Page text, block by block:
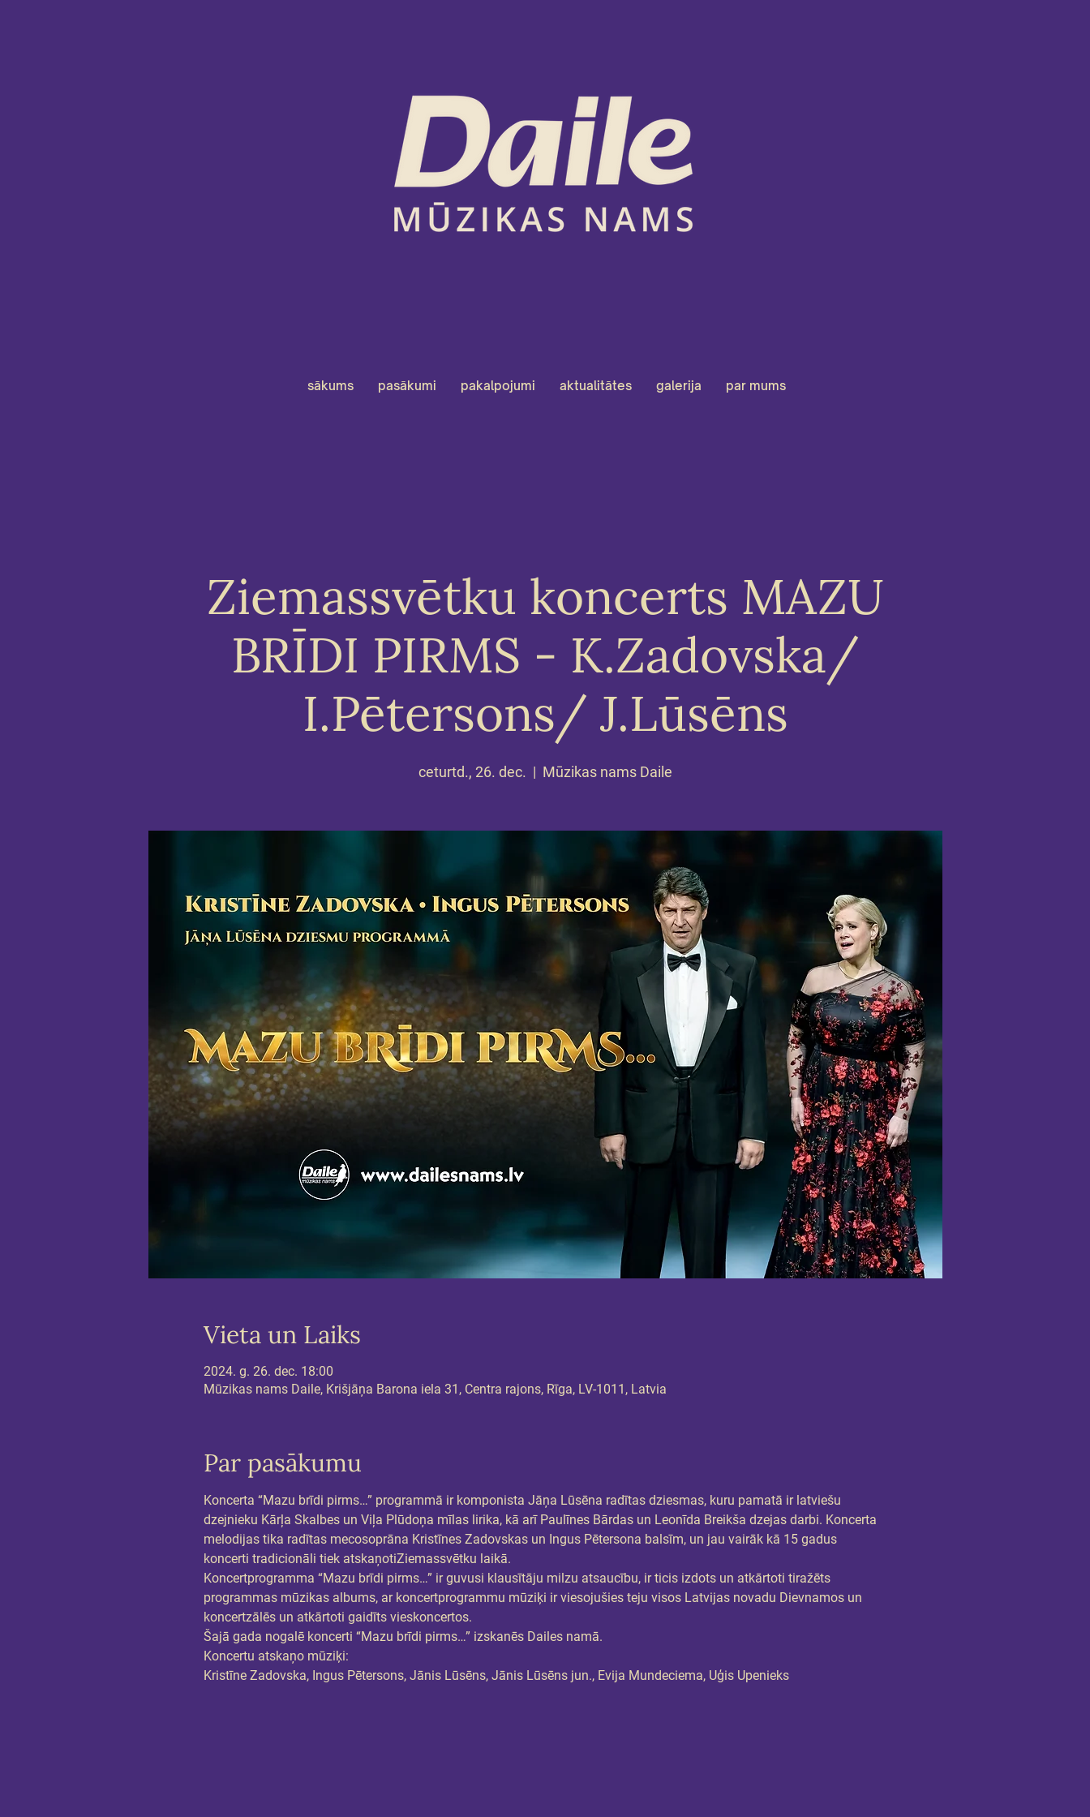
sākums pasākumi pakalpojumi aktualitātes galerija par mums
Ziemassvētku koncerts MAZU
BRĪDI PIRMS - K.Zadovska/
I.Pētersons/ J.Lūsēns
ceturtd., 26. dec.
  |
Mūzikas nams Daile
Vieta un Laiks
2024. g. 26. dec. 18:00
Mūzikas nams Daile, Krišjāņa Barona iela 31, Centra rajons, Rīga, LV-1011, Latvia
Par pasākumu
Koncerta “Mazu brīdi pirms…” programmā ir komponista Jāņa Lūsēna radītas dziesmas, kuru pamatā ir latviešu
dzejnieku Kārļa Skalbes un Viļa Plūdoņa mīlas lirika, kā arī Paulīnes Bārdas un Leonīda Breikša dzejas darbi. Koncerta
melodijas tika radītas mecosoprāna Kristīnes Zadovskas un Ingus Pētersona balsīm, un jau vairāk kā 15 gadus
koncerti tradicionāli tiek atskaņotiZiemassvētku laikā.
Koncertprogramma “Mazu brīdi pirms…” ir guvusi klausītāju milzu atsaucību, ir ticis izdots un atkārtoti tiražēts
programmas mūzikas albums, ar koncertprogrammu mūziķi ir viesojušies teju visos Latvijas novadu Dievnamos un
koncertzālēs un atkārtoti gaidīts vieskoncertos.
Šajā gada nogalē koncerti “Mazu brīdi pirms…” izskanēs Dailes namā.
Koncertu atskaņo mūziķi:
Kristīne Zadovska, Ingus Pētersons, Jānis Lūsēns, Jānis Lūsēns jun., Evija Mundeciema, Uģis Upenieks